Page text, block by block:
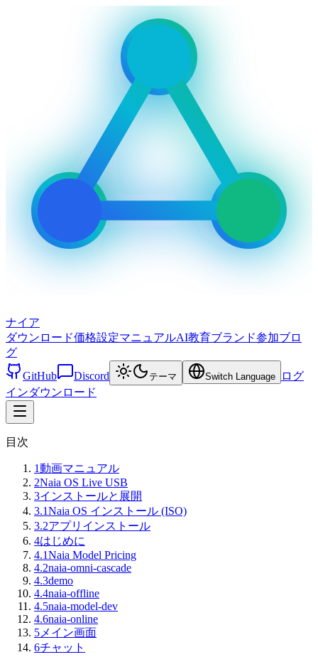
ナイア
ダウンロード価格設定マニュアルAI教育ブランド参加ブロ
グ
GitHub
Discord テーマ Switch Language
ログ
インダウンロード
目次
1動画マニュアル
2Naia OS Live USB
3インストールと展開
3.1Naia OS インストール (ISO)
3.2アプリインストール
4はじめに
4.1Naia Model Pricing
4.2naia-omni-cascade
4.3demo
4.4naia-offline
4.5naia-model-dev
4.6naia-online
5 メイン画面
6チャット